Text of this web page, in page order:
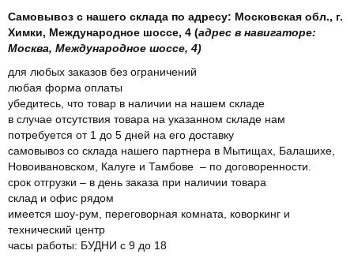
Самовывоз с нашего склада по адресу: Московская обл., г.
Химки, Международное шоссе, 4 (адрес в навигаторе:
Москва, Международное шоссе, 4)
для любых заказов без ограничений
любая форма оплаты
убедитесь, что товар в наличии на нашем складе
в случае отсутствия товара на указанном складе нам
потребуется от 1 до 5 дней на его доставку
самовывоз со склада нашего партнера в Мытищах, Балашихе,
Новоивановском, Калуге и Тамбове – по договоренности.
срок отгрузки – в день заказа при наличии товара
склад и офис рядом
имеется шоу-рум, переговорная комната, коворкинг и
технический центр
часы работы: БУДНИ с 9 до 18